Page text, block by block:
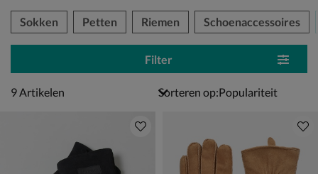
over
Sokken Petten Riemen Schoenaccessoires
Filter
9 artikelen
9Artikelen Sorteren op: